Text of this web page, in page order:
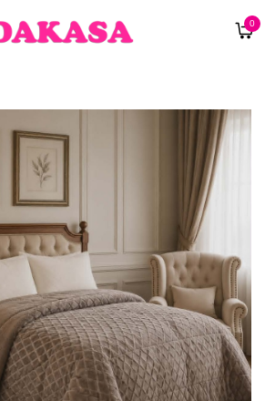
0
Sobre nós
e moradas
e Envios
e Devoluções